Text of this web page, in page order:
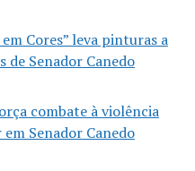
Cores” leva pinturas a
de Senador Canedo
combate à violência
Senador Canedo